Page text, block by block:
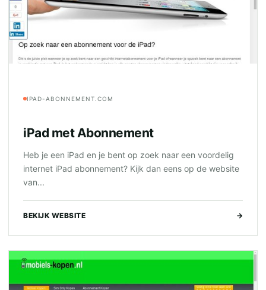
IPAD-ABONNEMENT.COM
iPad met Abonnement
Heb je een iPad en je bent op zoek naar een voordelig
internet iPad abonnement? Kijk dan eens op de website
van...
BEKIJK WEBSITE →